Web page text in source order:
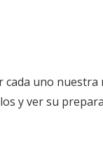
uno nuestra
y ver su